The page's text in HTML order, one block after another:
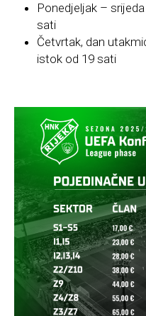
Ponedjeljak –
sati
Četvrtak, dan
istok od 19 sati